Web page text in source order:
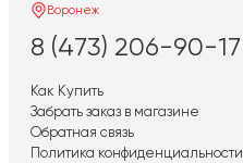
Воронеж
8 (473) 206-90-17
Как Купить
Забрать заказ в магазине
Обратная связь
Политика конфиденциальности